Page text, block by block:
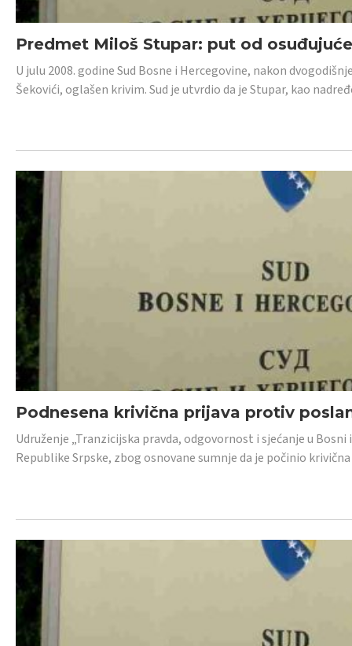
Predmet Miloš Stupar: put od
U julu 2008. godine Sud Bosne i Hercegovine, nakon
Šekovići, oglašen krivim. Sud je utvrdio da je Stupar, kao
Podnesena krivična prijava protiv
Udruženje „Tranzicijska pravda, odgovornost i sjećanje u
Republike Srpske, zbog osnovane sumnje da je počinio